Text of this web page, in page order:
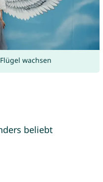
wachsen
beliebt